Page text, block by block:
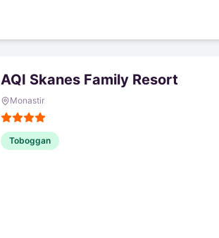
AQI Skanes Family Resort
Monastir
Toboggan